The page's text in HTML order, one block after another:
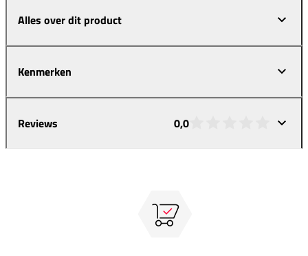
Alles over dit product
Kenmerken
Reviews 0,0